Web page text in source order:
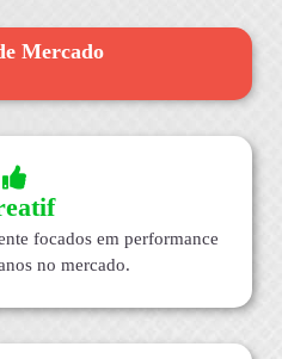
Mercado
focados em performance
no mercado.